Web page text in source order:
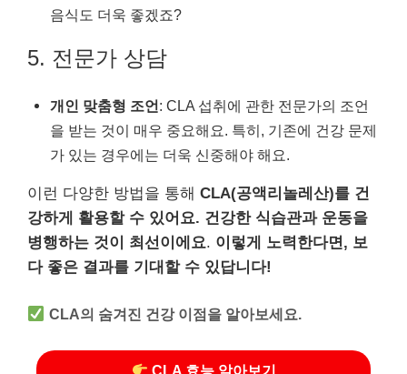
음식도 더욱 좋겠죠?
5. 전문가 상담
개인 맞춤형 조언: CLA 섭취에 관한 전문가의 조언
을 받는 것이 매우 중요해요. 특히, 기존에 건강 문제
가 있는 경우에는 더욱 신중해야 해요.
이런 다양한 방법을 통해 CLA(공액리놀레산)를 건
강하게 활용할 수 있어요. 건강한 식습관과 운동을
병행하는 것이 최선이에요. 이렇게 노력한다면, 보
다 좋은 결과를 기대할 수 있답니다!
CLA의 숨겨진 건강 이점을 알아보세요.
CLA 효능 알아보기